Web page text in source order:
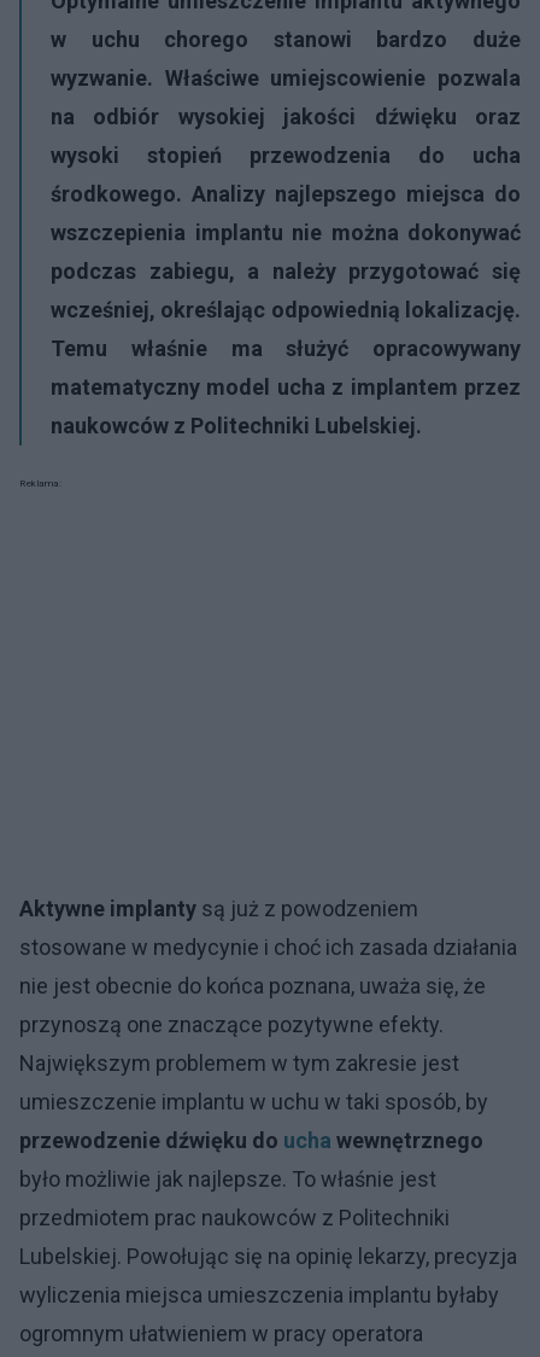
w uchu chorego stanowi bardzo duże
wyzwanie. Właściwe umiejscowienie pozwala
na odbiór wysokiej jakości dźwięku oraz
wysoki stopień przewodzenia do ucha
środkowego. Analizy najlepszego miejsca do
wszczepienia implantu nie można dokonywać
podczas zabiegu, a należy przygotować się
wcześniej, określając odpowiednią lokalizację.
Temu właśnie ma służyć opracowywany
matematyczny model ucha z implantem przez
naukowców z Politechniki Lubelskiej.
Reklama:
Aktywne implanty są już z powodzeniem
stosowane w medycynie i choć ich zasada działania
nie jest obecnie do końca poznana, uważa się, że
przynoszą one znaczące pozytywne efekty.
Największym problemem w tym zakresie jest
umieszczenie implantu w uchu w taki sposób, by
przewodzenie dźwięku do ucha wewnętrznego
było możliwie jak najlepsze. To właśnie jest
przedmiotem prac naukowców z Politechniki
Lubelskiej. Powołując się na opinię lekarzy, precyzja
wyliczenia miejsca umieszczenia implantu byłaby
ogromnym ułatwieniem w pracy operatora